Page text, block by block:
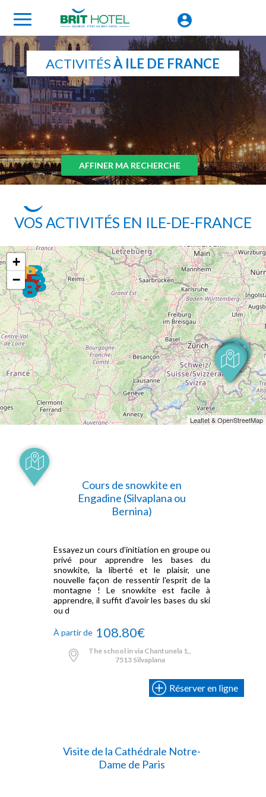
ACTIVITÉSÀ ILE DE FRANCE
AFFINER MA RECHERCHE
VOS ACTIVITÉS EN ILE-DE-FRANCE
+
−
Leaflet & OpenStreetMap
Cours de snowkite en
Engadine (Silvaplana ou
Bernina)
Essayez un cours d'initiation en groupe ou
privé pour apprendre les bases du
snowkite, la liberté et le plaisir, une
nouvelle façon de ressentir l'esprit de la
montagne ! Le snowkite est facile à
apprendre, il suffit d'avoir les bases du ski
ou d
À partir de 108.80€
The school in via Chantunela 1,,
7513 Silvaplana
Réserver en ligne
Visite de la Cathédrale Notre-
Dame de Paris